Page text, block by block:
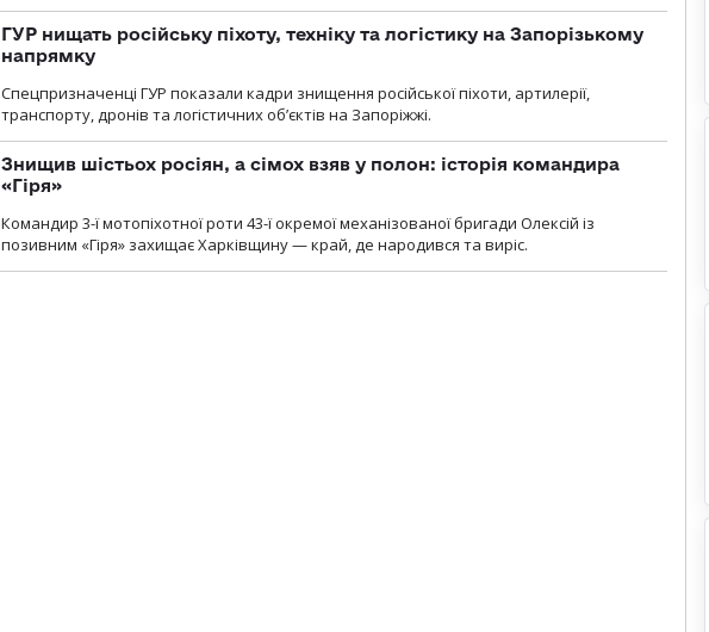
ГУР нищать російську піхоту, техніку та логістику на Запорізькому
напрямку
Спецпризначенці ГУР показали кадри знищення російської піхоти, артилерії,
транспорту, дронів та логістичних об’єктів на Запоріжжі.
Знищив шістьох росіян, а сімох взяв у полон: історія командира
«Гіря»
Командир 3-ї мотопіхотної роти 43-ї окремої механізованої бригади Олексій із
позивним «Гіря» захищає Харківщину — край, де народився та виріс.